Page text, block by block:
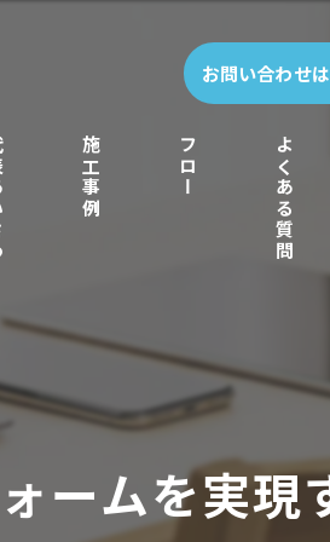
お問い合わせ
施工事例 フロー よくある質問
ームを実現